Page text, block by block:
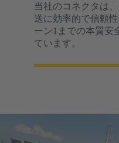
当社のコネクタは
送に効率的で信頼
ーン1までの本質安
ています。